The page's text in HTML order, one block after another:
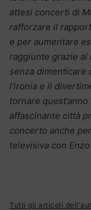
attesi concerti di
rafforzare il
e per aumentare
raggiunte grazie al
senza dimenticare
l’ironia e il
tornare
affascinante città
concerto anche
televisiva con
Tutti gli articoli